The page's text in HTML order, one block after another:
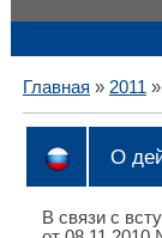
Главная » 2011 »
О
В связи с